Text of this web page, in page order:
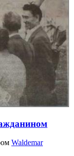
Waldemar